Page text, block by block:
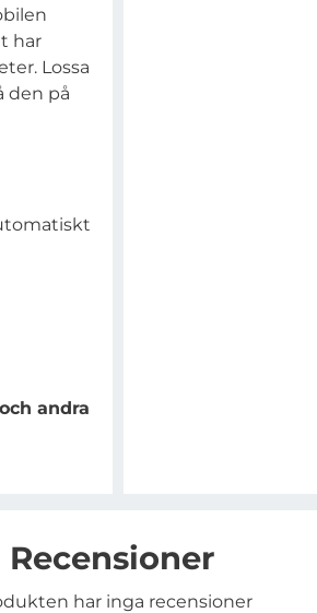
har
Lossa
den på
andra
Recensioner
har inga recensioner